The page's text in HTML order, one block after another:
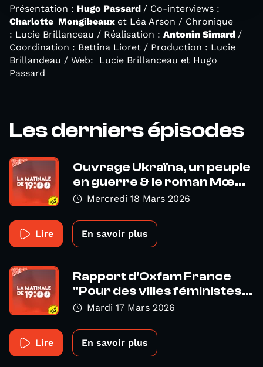
Présentation : Hugo Passard / Co-interviews :
Charlotte Mongibeaux et Léa Arson / Chronique
: Lucie Brillanceau / Réalisation : Antonin Simard /
Coordination : Bettina Lioret / Production : Lucie
Brillandeau / Web: Lucie Brillanceau et Hugo
Passard
Les derniers épisodes
Ouvrage Ukraïna, un peuple
en guerre & le roman Mœ...
Mercredi 18 Mars 2026
Lire En savoir plus
Rapport d'Oxfam France
"Pour des villes féministes...
Mardi 17 Mars 2026
Lire En savoir plus